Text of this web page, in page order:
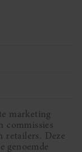
marketing
commissies
retailers. Deze
genoemde